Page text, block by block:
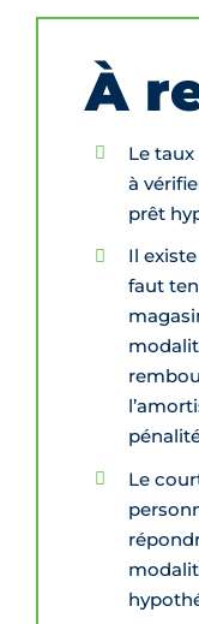
À
Le
à
prêt
Il
faut
Le